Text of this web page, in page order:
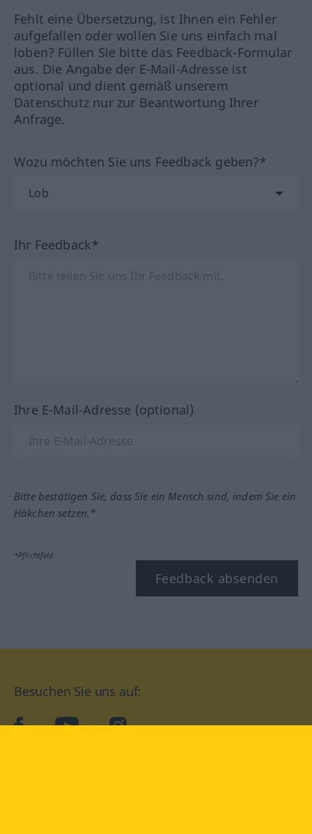
Fehlt eine Übersetzung, ist Ihnen ein Fehler
aufgefallen oder wollen Sie uns einfach mal
loben? Füllen Sie bitte das Feedback-Formular
aus. Die Angabe der E-Mail-Adresse ist
optional und dient gemäß unserem
Datenschutz nur zur Beantwortung Ihrer
Anfrage.
Wozu möchten Sie uns Feedback geben?*
Ihr Feedback*
Ihre E-Mail-Adresse (optional)
Bitte bestätigen Sie, dass Sie ein Mensch sind, indem Sie ein
Häkchen setzen.*
*Pflichtfeld
Feedback absenden
Besuchen Sie uns auf:
facebookYouTube Instagram